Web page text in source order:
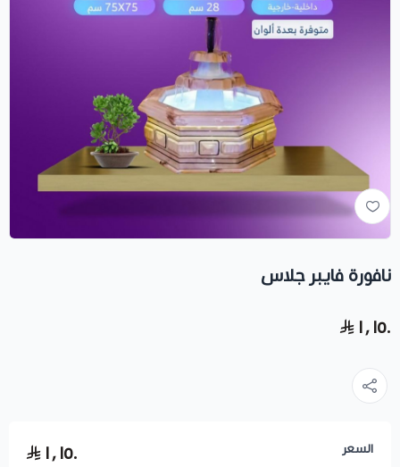
نافورة فايبر جلاس
١٬١٥٠
السعر ١٬١٥٠